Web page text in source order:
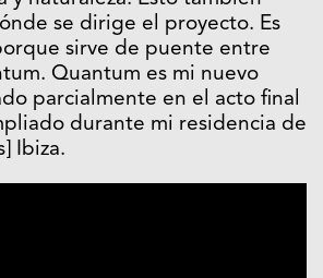
se dirige el proyecto. Es
sirve de puente entre
Quantum es mi nuevo
parcialmente en el acto final
durante mi residencia de
Ibiza.